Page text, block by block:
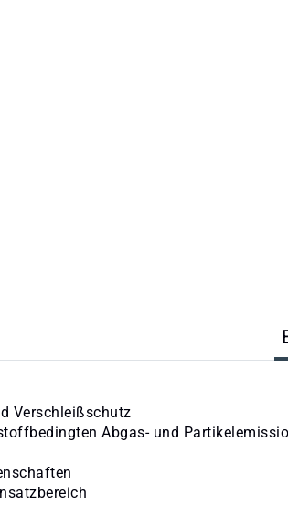
Verschleißschutz
Abgas- und